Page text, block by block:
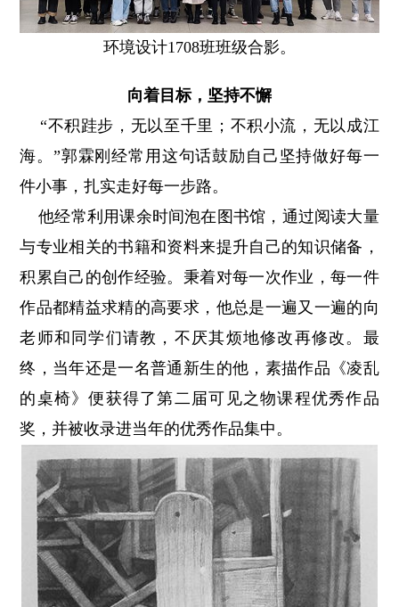
环境设计1708班班级合影。
向着目标，坚持不懈
“不积跬步，无以至千里；不积小流，无以成江
海。”郭霖刚经常用这句话鼓励自己坚持做好每一
件小事，扎实走好每一步路。
他经常利用课余时间泡在图书馆，通过阅读大量
与专业相关的书籍和资料来提升自己的知识储备，
积累自己的创作经验。秉着对每一次作业，每一件
作品都精益求精的高要求，他总是一遍又一遍的向
老师和同学们请教，不厌其烦地修改再修改。最
终，当年还是一名普通新生的他，素描作品《凌乱
的桌椅》便获得了第二届可见之物课程优秀作品
奖，并被收录进当年的优秀作品集中。